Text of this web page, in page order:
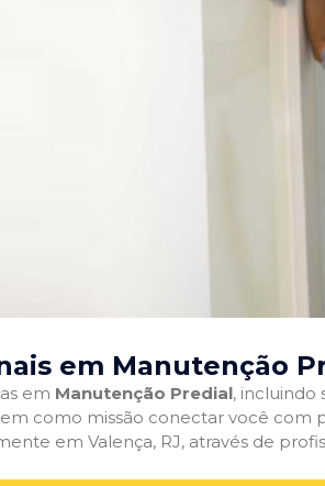
em Manutenção
em Manutenção Predial, incluindo
como missão conectar você
em Valença, RJ, através de